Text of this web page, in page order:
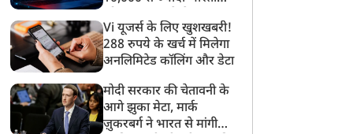
Jharkhand Student
Protest: कंगना ने राहुल पर
साधा निशाना, कहा-हमारे
जी' सच में हर तरह की
तकलीफ झेल रहे हैं
मोदी कैबिनेट का बड़ा
फैसला… गुवाहाटी-तेजपुर 4-
लेन हाईवे परियोजना को दी
मंजूरी, जानें सेना के लिए कैसे
होगा मददगार
गया
Vi यूजर्स के लिए खुशखबरी!
288 रुपये के खर्च में मिलेगा
अनलिमिटेड कॉलिंग और डेटा
मोदी सरकार की चेतावनी के
आगे झुका मेटा, मार्क
ज़ुकरबर्ग ने भारत से मांगी